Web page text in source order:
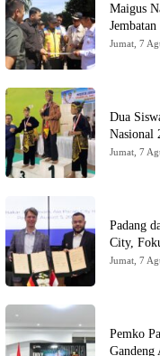
Maigus
Jumat, 7
Dua
Nasional
Jumat, 7
Padang
City,
Jumat, 7
Pemko